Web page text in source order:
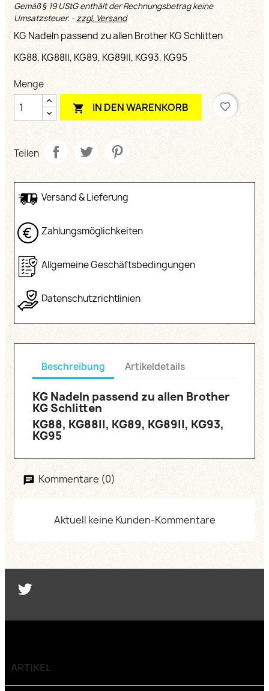
Gemäß § 19 UStG enthält der Rechnungsbetrag keine
Umsatzsteuer.
zzgl. Versand
KG Nadeln passend zu allen Brother KG Schlitten
KG88, KG88II, KG89, KG89II, KG93, KG95
Menge
 IN DEN WARENKORB favorite_border
Teilen
Versand & Lieferung
Zahlungsmöglichkeiten
Allgemeine Geschäftsbedingungen
Datenschutzrichtlinien
Beschreibung Artikeldetails
KG Nadeln passend zu allen Brother
KG Schlitten
KG88, KG88II, KG89, KG89II, KG93,
KG95
Kommentare (0)
Aktuell keine Kunden-Kommentare
ARTIKEL